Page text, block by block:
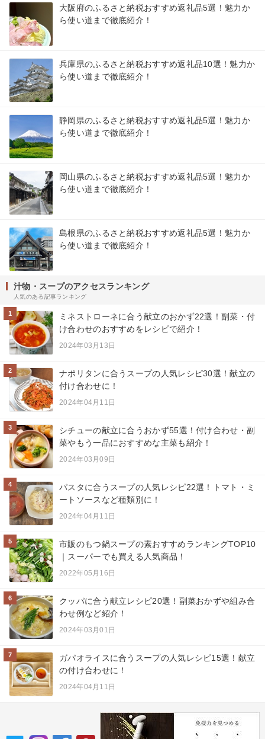
大阪府のふるさと納税おすすめ返礼品5選！魅力か
ら使い道まで徹底紹介！
兵庫県のふるさと納税おすすめ返礼品10選！魅力か
ら使い道まで徹底紹介！
静岡県のふるさと納税おすすめ返礼品5選！魅力か
ら使い道まで徹底紹介！
岡山県のふるさと納税おすすめ返礼品5選！魅力か
ら使い道まで徹底紹介！
島根県のふるさと納税おすすめ返礼品5選！魅力か
ら使い道まで徹底紹介！
汁物・スープのアクセスランキング
人気のある記事ランキング
1
ミネストローネに合う献立のおかず22選！副菜・付
け合わせのおすすめをレシピで紹介！
2024年03月13日
2
ナポリタンに合うスープの人気レシピ30選！献立の
付け合わせに！
2024年04月11日
3
シチューの献立に合うおかず55選！付け合わせ・副
菜やもう一品におすすめな主菜も紹介！
2024年03月09日
4
パスタに合うスープの人気レシピ22選！トマト・ミ
ートソースなど種類別に！
2024年04月11日
5
市販のもつ鍋スープの素おすすめランキングTOP10
｜スーパーでも買える人気商品！
2022年05月16日
6
クッパに合う献立レシピ20選！副菜おかずや組み合
わせ例など紹介！
2024年03月01日
7
ガパオライスに合うスープの人気レシピ15選！献立
の付け合わせに！
2024年04月11日